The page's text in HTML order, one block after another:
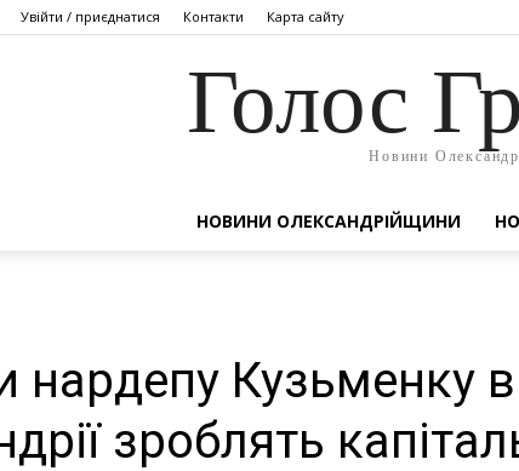
Увійти / приєднатися Контакти Карта сайту
Голос
Новини
НОВИНИ ОЛЕКСАНДРІЙЩИНИ
нардепу Кузьменку в
зроблять